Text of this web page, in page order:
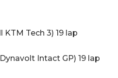
KTM Tech 3) 19 lap
Intact GP) 19 lap